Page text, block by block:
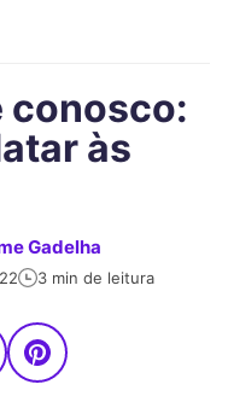
conosco:
às
Gadelha
3 min de leitura